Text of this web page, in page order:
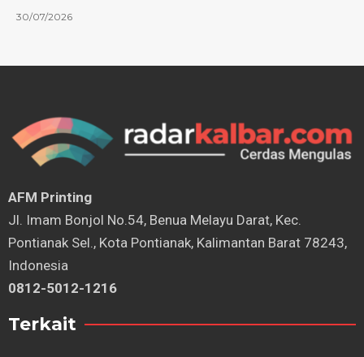
30/07/2026
AFM Printing
⁠Jl. Imam Bonjol No.54, Benua Melayu Darat, Kec.
Pontianak Sel., Kota Pontianak, Kalimantan Barat 78243,
Indonesia
0812-5012-1216
Terkait